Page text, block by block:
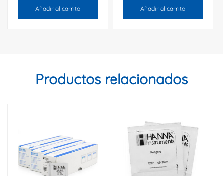
Añadir al carrito Añadir al carrito
Productos relacionados